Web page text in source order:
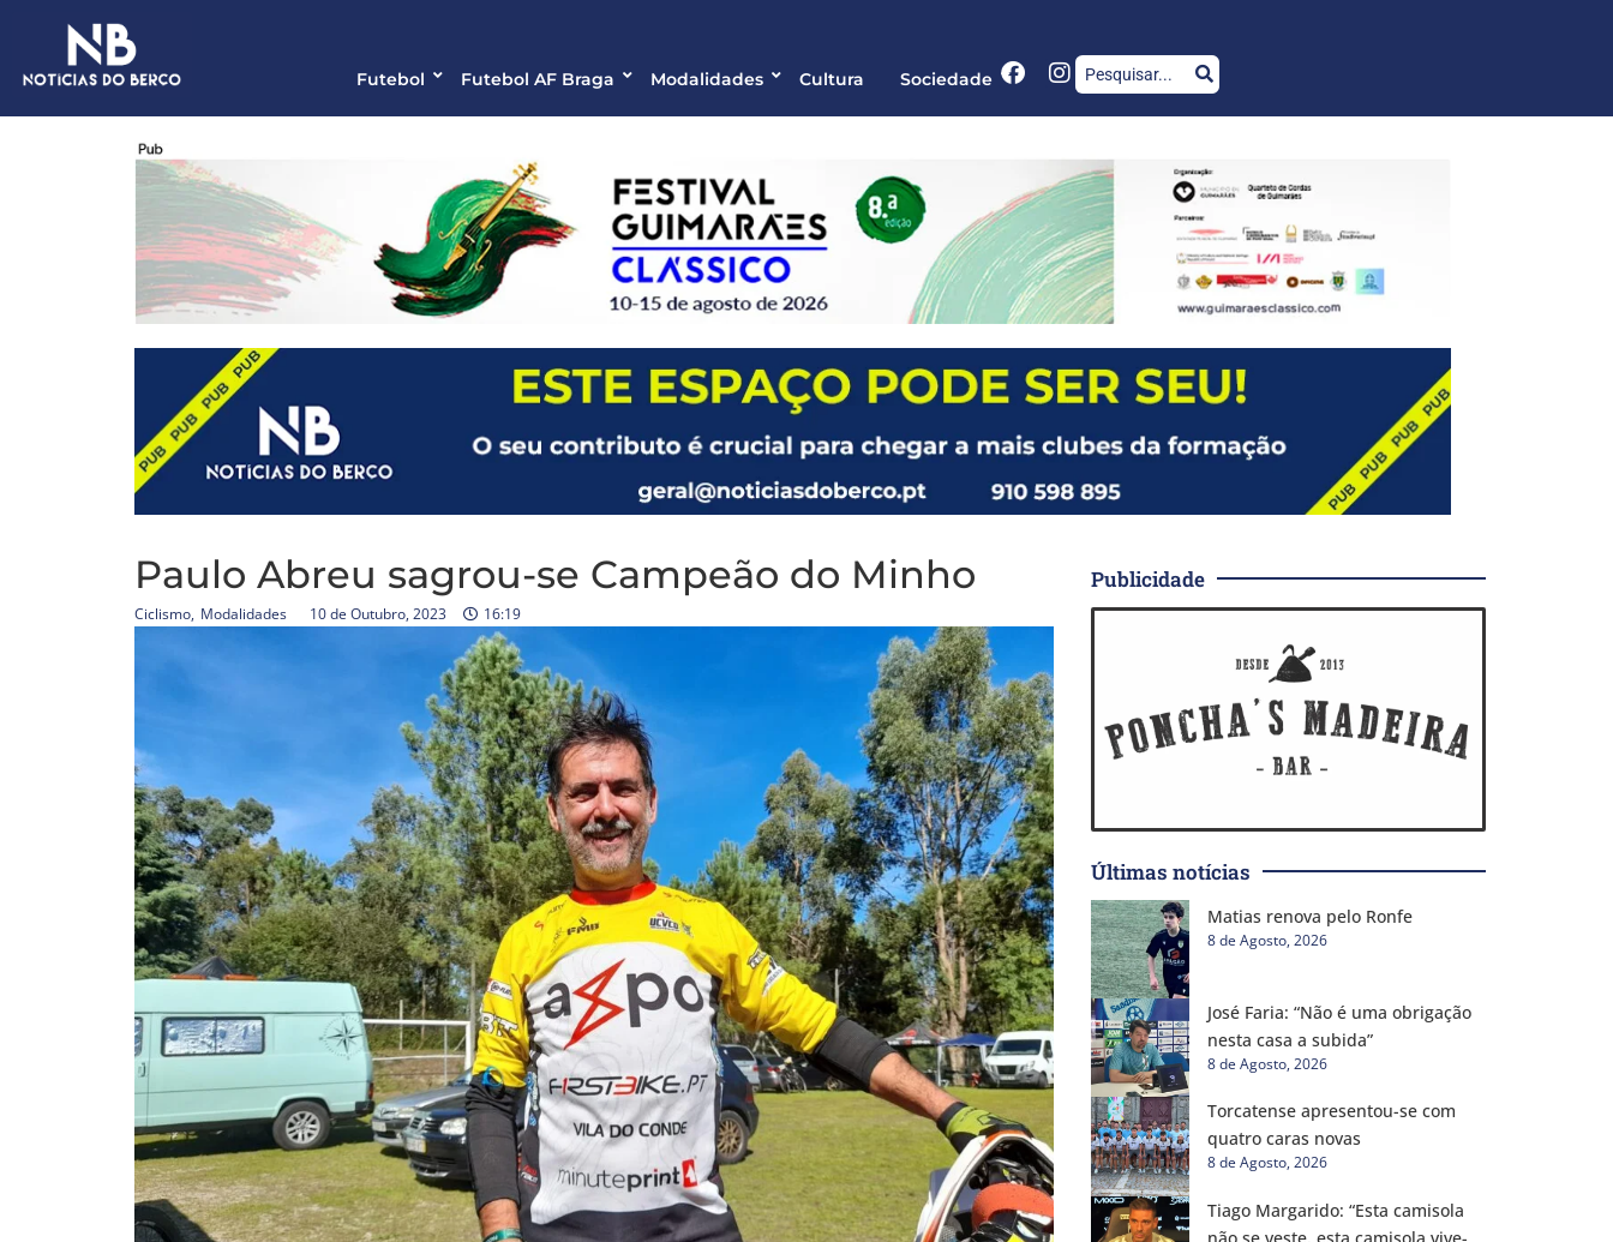
Futebol Futebol AF Braga Modalidades Cultura Sociedade
Paulo Abreu sagrou-se Campeão do Minho
Ciclismo, Modalidades 10 de Outubro, 2023 16:19
Publicidade
Últimas notícias
Matias renova pelo Ronfe
8 de Agosto, 2026
José Faria: “Não é uma obrigação
nesta casa a subida”
8 de Agosto, 2026
Torcatense apresentou-se com
quatro caras novas
8 de Agosto, 2026
Tiago Margarido: “Esta camisola
não se veste, esta camisola vive-